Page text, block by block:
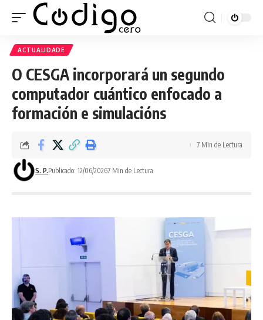
ACTUALIDADE
O CESGA incorporará un segundo
computador cuántico enfocado a
formación e simulacións
S. P.Publicado: 12/06/20267 Min de Lectura
7 Min de Lectura